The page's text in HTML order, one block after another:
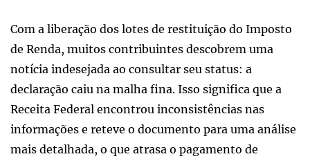
Com a liberação dos lotes de restituição do Imposto
de Renda, muitos contribuintes descobrem uma
notícia indesejada ao consultar seu status: a
declaração caiu na malha fina. Isso significa que a
Receita Federal encontrou inconsistências nas
informações e reteve o documento para uma análise
mais detalhada, o que atrasa o pagamento de